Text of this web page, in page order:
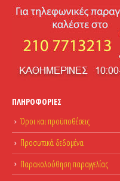
ΠΛΗΡΟΦΟΡΊΕΣ
Όροι και προϋποθέσεις
Προσωπικά δεδομένα
Παρακολούθηση παραγγελίας